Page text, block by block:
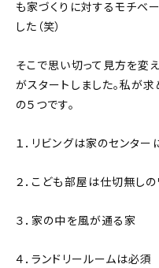
も家づくりに対するモチベ
した（笑）
そこで思い切って見方を変
がスタートしました。私が
の５つです。
１．リビングは家のセンター
２．こども部屋は仕切無し
３．家の中を風が通る家
４．ランドリールームは必須